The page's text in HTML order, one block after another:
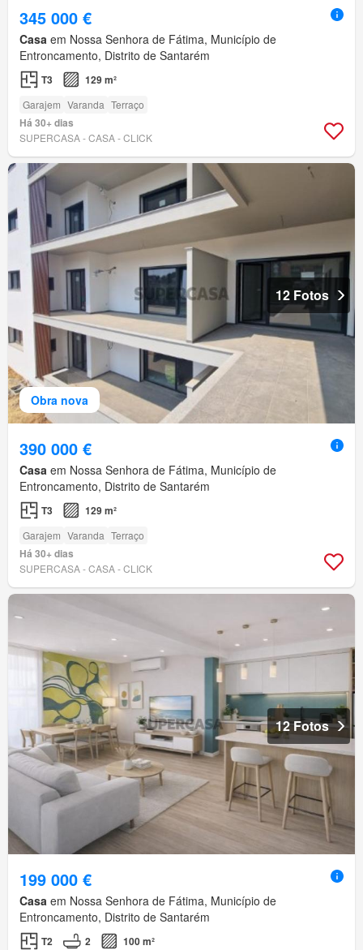
345 000 €
Casa em Nossa Senhora de Fátima, Município de
Entroncamento, Distrito de Santarém
T3 129 m²
Garajem Varanda Terraço
Há 30+ dias
SUPERCASA - CASA - CLICK
Obra nova
12 Fotos
390 000 €
Casa em Nossa Senhora de Fátima, Município de
Entroncamento, Distrito de Santarém
T3 129 m²
Garajem Varanda Terraço
Há 30+ dias
SUPERCASA - CASA - CLICK
12 Fotos
199 000 €
Casa em Nossa Senhora de Fátima, Município de
Entroncamento, Distrito de Santarém
T2 2
100 m²